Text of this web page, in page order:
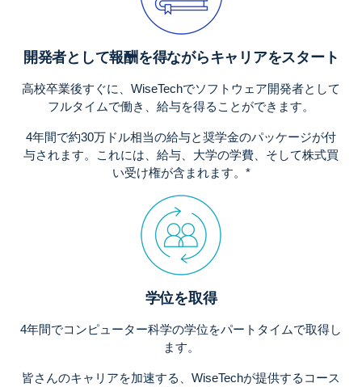
開発者として報酬を得ながらキャリアをスタート
高校卒業後すぐに、WiseTechでソフトウェア開発者として
フルタイムで働き、給与を得ることができます。
4年間で約30万ドル相当の給与と奨学金のパッケージが付
与されます。これには、給与、大学の学費、そして株式買
い受け権が含まれます。*
学位を取得
4年間でコンピューター科学の学位をパートタイムで取得し
ます。
皆さんのキャリアを加速する、WiseTechが提供するコース